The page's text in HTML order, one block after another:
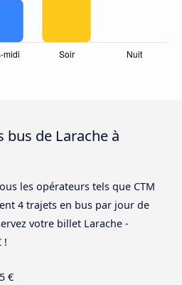
de Larache à
les opérateurs tels que CTM
4 trajets en bus par jour de
votre billet Larache -
!
€